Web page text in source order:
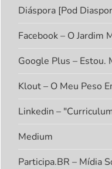
Diáspora [Pod
Facebook – O Jardim
Google Plus – Estou.
Klout – O Meu Peso
Linkedin –
Medium
Participa.BR – Mídia